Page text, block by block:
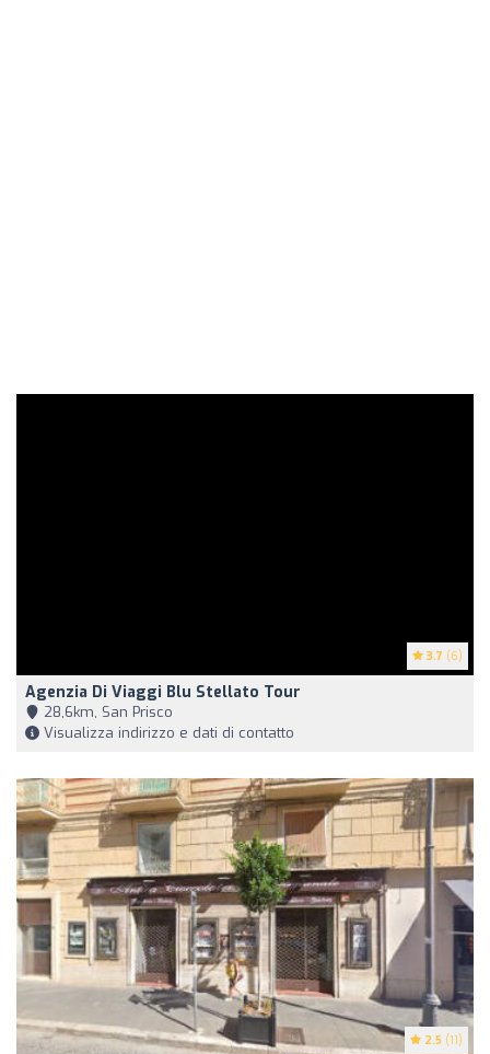
3.7 (6)
Agenzia Di Viaggi Blu Stellato Tour
28,6km, San Prisco
Visualizza indirizzo e dati di contatto
2.5 (11)